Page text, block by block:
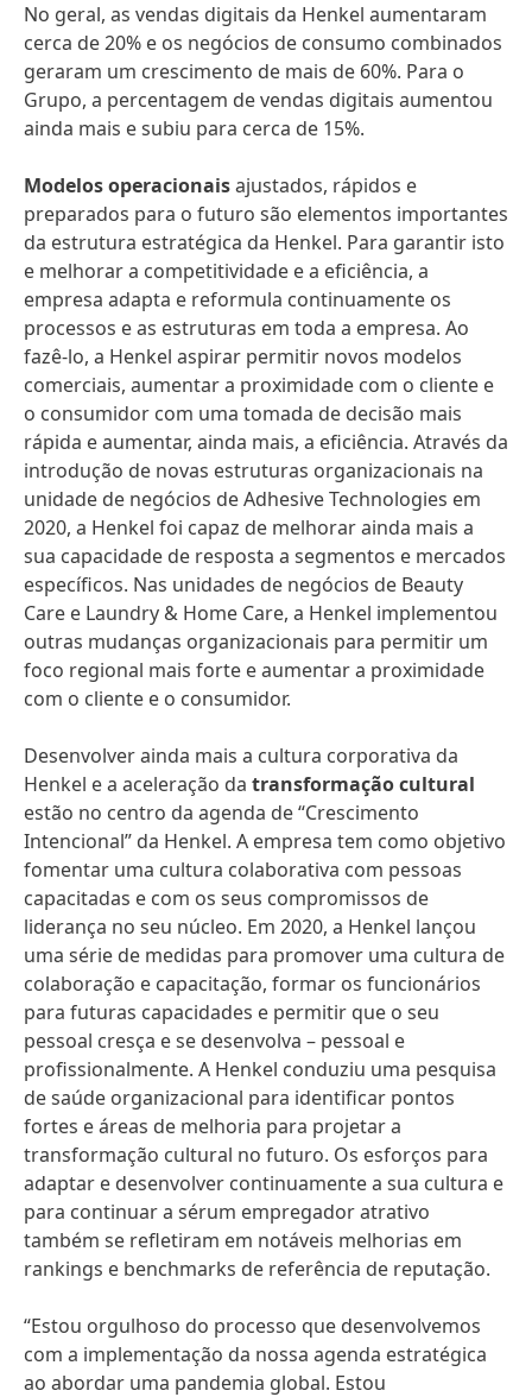
No geral, as vendas digitais da Henkel aumentaram
cerca de 20% e os negócios de consumo combinados
geraram um crescimento de mais de 60%. Para o
Grupo, a percentagem de vendas digitais aumentou
ainda mais e subiu para cerca de 15%.
Modelos operacionaisajustados, rápidos e
preparados para o futuro são elementos importantes
da estrutura estratégica da Henkel. Para garantir isto
e melhorar a competitividade e a eficiência, a
empresa adapta e reformula continuamente os
processos e as estruturas em toda a empresa. Ao
fazê-lo, a Henkel aspirar permitir novos modelos
comerciais, aumentar a proximidade com o cliente e
o consumidor com uma tomada de decisão mais
rápida e aumentar, ainda mais, a eficiência. Através da
introdução de novas estruturas organizacionais na
unidade de negócios de Adhesive Technologies em
2020, a Henkel foi capaz de melhorar ainda mais a
sua capacidade de resposta a segmentos e mercados
específicos. Nas unidades de negócios de Beauty
Care e Laundry & Home Care, a Henkel implementou
outras mudanças organizacionais para permitir um
foco regional mais forte e aumentar a proximidade
com o cliente e o consumidor.
Desenvolver ainda mais a cultura corporativa da
Henkel e a aceleração da transformação cultural
estão no centro da agenda de “Crescimento
Intencional” da Henkel. A empresa tem como objetivo
fomentar uma cultura colaborativa com pessoas
capacitadas e com os seus compromissos de
liderança no seu núcleo. Em 2020, a Henkel lançou
uma série de medidas para promover uma cultura de
colaboração e capacitação, formar os funcionários
para futuras capacidades e permitir que o seu
pessoal cresça e se desenvolva – pessoal e
profissionalmente. A Henkel conduziu uma pesquisa
de saúde organizacional para identificar pontos
fortes e áreas de melhoria para projetar a
transformação cultural no futuro. Os esforços para
adaptar e desenvolver continuamente a sua cultura e
para continuar a sérum empregador atrativo
também se refletiram em notáveis melhorias em
rankings e benchmarks de referência de reputação.
“Estou orgulhoso do processo que desenvolvemos
com a implementação da nossa agenda estratégica
ao abordar uma pandemia global. Estou